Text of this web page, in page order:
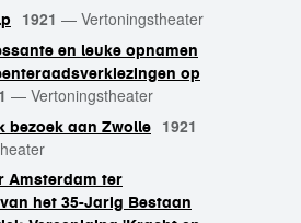
1921 — Vertoningstheater
en leuke opnamen
op
— Vertoningstheater
bezoek aan Zwolle
1921
Amsterdam ter
het 35-Jarig Bestaan